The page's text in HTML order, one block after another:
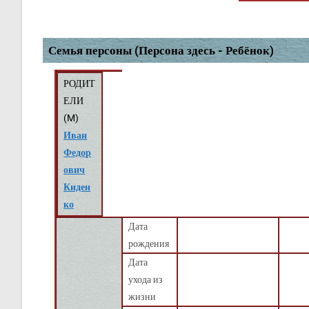
Семья персоны (Персона здесь - Ребёнок)
РОДИТ
ЕЛИ
(M)
Иван
Федор
ович
Киден
ко
Дата
рождения
Дата
ухода из
жизни